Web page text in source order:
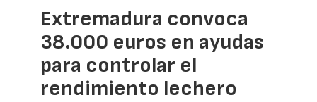
Extremadura convoca
38.000 euros en ayudas
para controlar el
rendimiento lechero